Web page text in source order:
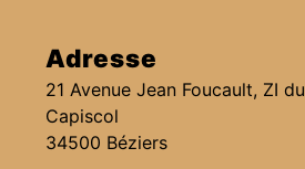
Adresse
21 Avenue Jean Foucault, ZI du
Capiscol
34500 Béziers